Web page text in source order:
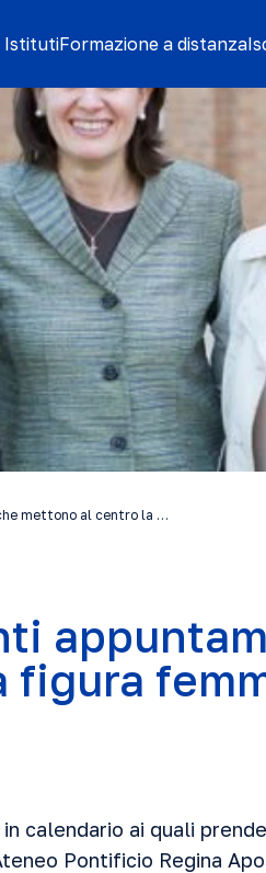
IstitutiFormazione a distanza
mettono al centro la …
figura
calendario ai quali
Pontificio Regina